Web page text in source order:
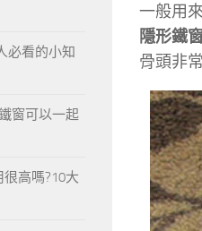
一般用
隱形鐵
骨頭非
必看的小知
窗可以一起
高嗎?10大